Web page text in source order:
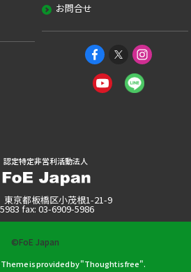
お問合せ
認定特定非営利活動法人
京都板橋区小茂根1-21-9
fax: 03-6909-5986
©FoE Japan
is provided by "Thought is free".